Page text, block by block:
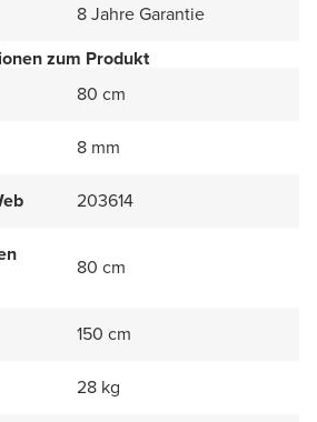
8 Jahre Garantie
zum Produkt
80 cm
8 mm
203614
80 cm
150 cm
28 kg